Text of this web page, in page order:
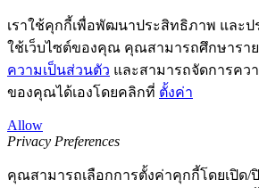
เราใช้คุกกี้เพื่อพัฒนาประสิทธิภาพ และ
ใช้เว็บไซต์ของคุณ คุณสามารถศึกษาราย
ความเป็นส่วนตัว และสามารถจัดการคว
ของคุณได้เองโดยคลิกที่ ตั้งค่า
Allow
Privacy Preferences
คุณสามารถเลือกการตั้งค่าคุกกี้โดยเปิด/